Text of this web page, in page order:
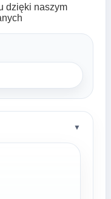
dzięki naszym
▼